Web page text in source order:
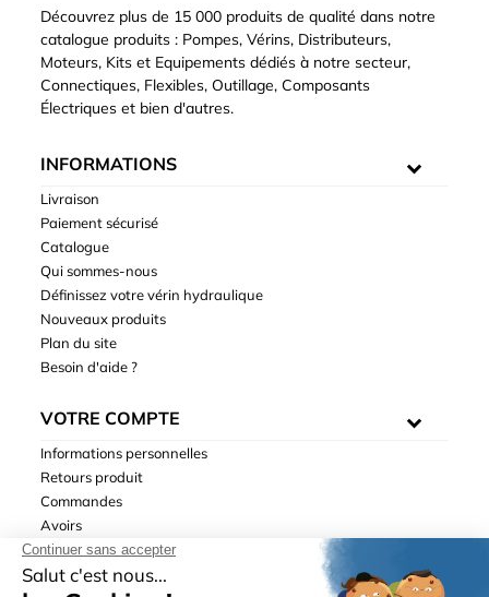
Découvrez plus de 15 000 produits de qualité dans notre
catalogue produits : Pompes, Vérins, Distributeurs,
Moteurs, Kits et Equipements dédiés à notre secteur,
Connectiques, Flexibles, Outillage, Composants
Électriques et bien d'autres.
INFORMATIONS
Livraison
Paiement sécurisé
Catalogue
Qui sommes-nous
Définissez votre vérin hydraulique
Nouveaux produits
Plan du site
Besoin d'aide ?
VOTRE COMPTE
Informations personnelles
Retours produit
Commandes
Avoirs
Adresses
Bons de réduction